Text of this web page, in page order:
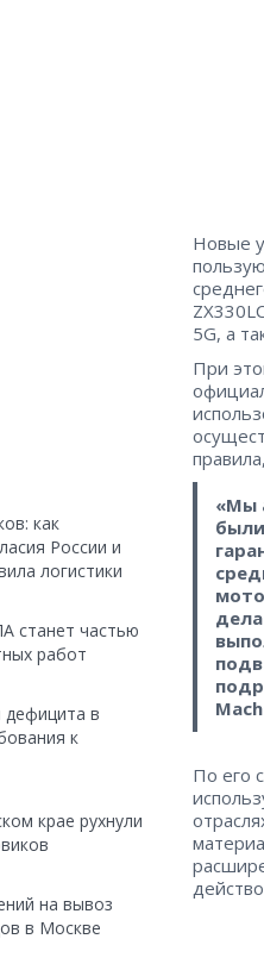
как
России и
логистики
станет частью
работ
в
к
крае рухнули
на вывоз
в Москве
Новые
5G, а
При
«Мы
По его